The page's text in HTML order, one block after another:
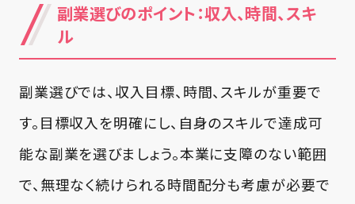
副業選びのポイント：収入、時間、スキ
ル
副業選びでは、収入目標、時間、スキルが重要で
す。目標収入を明確にし、自身のスキルで達成可
能な副業を選びましょう。本業に支障のない範囲
で、無理なく続けられる時間配分も考慮が必要で